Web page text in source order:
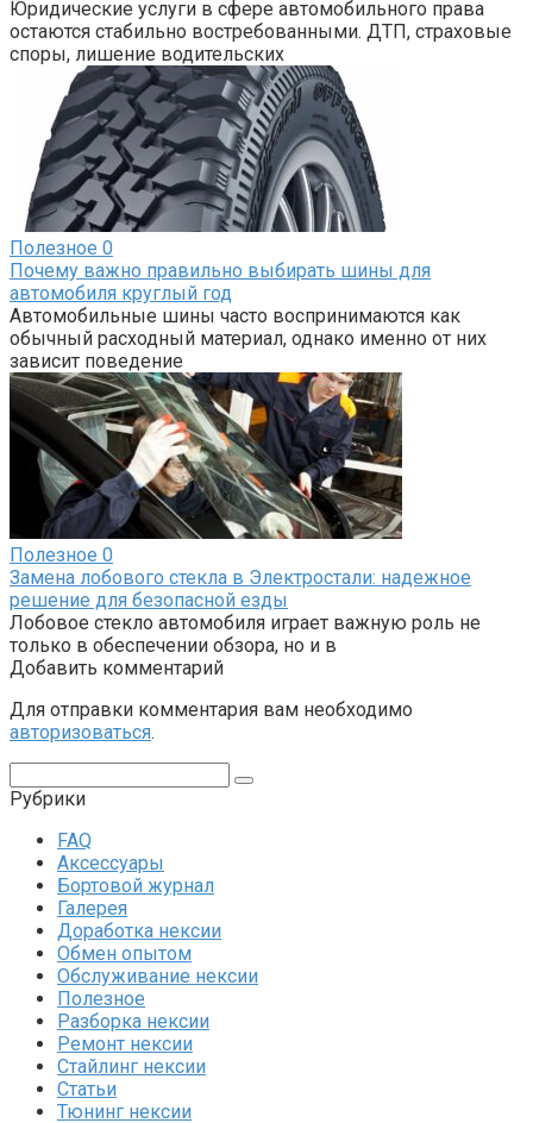
Юридические услуги в сфере автомобильного права
остаются стабильно востребованными. ДТП, страховые
споры, лишение водительских
Полезное 0
Почему важно правильно выбирать шины для
автомобиля круглый год
Автомобильные шины часто воспринимаются как
обычный расходный материал, однако именно от них
зависит поведение
Полезное 0
Замена лобового стекла в Электростали: надежное
решение для безопасной езды
Лобовое стекло автомобиля играет важную роль не
только в обеспечении обзора, но и в
Добавить комментарий
Для отправки комментария вам необходимо
авторизоваться.
Рубрики
FAQ
Аксессуары
Бортовой журнал
Галерея
Доработка нексии
Обмен опытом
Обслуживание нексии
Полезное
Разборка нексии
Ремонт нексии
Стайлинг нексии
Статьи
Тюнинг нексии